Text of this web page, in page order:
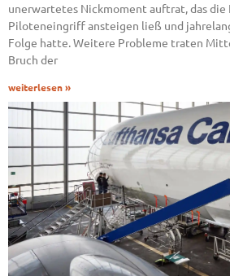
unerwartetes Nickmoment auftrat, das die
Piloteneingriff ansteigen ließ und
Folge hatte. Weitere Probleme traten
Bruch der
weiterlesen »